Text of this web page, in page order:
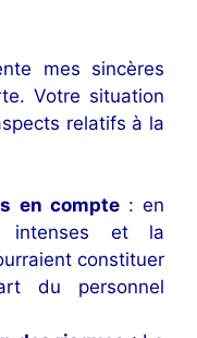
mes sincères
Votre situation
relatifs à la
en compte: en
intenses et la
constituer
du personnel